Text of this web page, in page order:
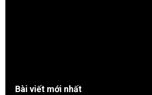
Bài viết mới nhất